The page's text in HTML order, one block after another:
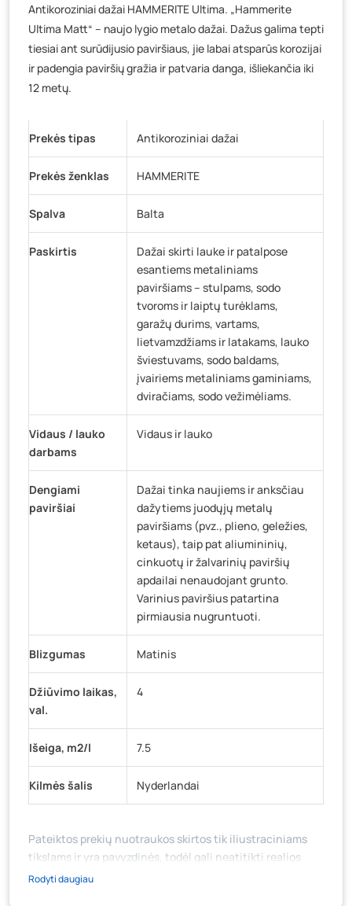
Baravykų g. 1, Druskininkai - 0 vienetų
Vilniaus g. 89D, Ukmergė - 0 vienetų
K. Donelaičio g. 17, Rokiškis
- 0 vienetų
Šaltupės g. 64, Zarasai
Antikoroziniai dažai HAMMERITE Ultima. „Hammerite
Ultima Matt“ – naujo lygio metalo dažai. Dažus galima tepti
tiesiai ant surūdijusio paviršiaus, jie labai atsparūs korozijai
ir padengia paviršių gražia ir patvaria danga, išliekančia iki
12 metų.
Prekės tipas Antikoroziniai dažai
Prekės ženklas HAMMERITE
Spalva Balta
Paskirtis
Dažai skirti lauke ir patalpose
esantiems metaliniams
paviršiams – stulpams, sodo
tvoroms ir laiptų turėklams,
garažų durims, vartams,
lietvamzdžiams ir latakams, lauko
šviestuvams, sodo baldams,
įvairiems metaliniams gaminiams,
dviračiams, sodo vežimėliams.
Vidaus / lauko
darbams
Vidaus ir lauko
Dengiami
paviršiai
Dažai tinka naujiems ir anksčiau
dažytiems juodųjų metalų
paviršiams (pvz., plieno, geležies,
ketaus), taip pat aliumininių,
cinkuotų ir žalvarinių paviršių
apdailai nenaudojant grunto.
Varinius paviršius patartina
pirmiausia nugruntuoti.
Blizgumas Matinis
Džiūvimo laikas,
val.
4
Išeiga, m2/l 7.5
Kilmės šalis Nyderlandai
Pateiktos prekių nuotraukos skirtos tik iliustraciniams
tikslams ir yra pavyzdinės, todėl gali neatitikti realios
prekių ir jų pakuotės išvaizdos, komplektacijos, spalvos ar
Rodyti daugiau